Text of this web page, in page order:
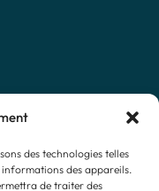
des technologies telles
informations des appareils.
de traiter des